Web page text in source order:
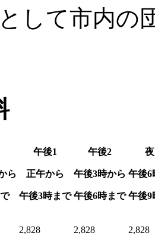
として市内
ら
午後1
正午から
午後3時まで
午後2
午後3時から
午後6時まで
午後6
午後9
2,828 2,828 2,828